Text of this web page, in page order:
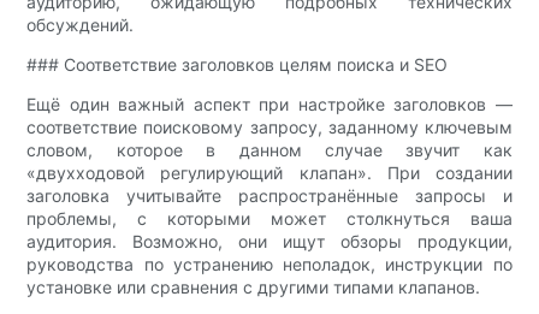
обсуждений.
### Соответствие заголовков целям поиска и SEO
Ещё один важный аспект при настройке заголовков —
соответствие поисковому запросу, заданному ключевым
словом, которое в данном случае звучит как
«двухходовой регулирующий клапан». При создании
заголовка учитывайте распространённые запросы и
проблемы, с которыми может столкнуться ваша
аудитория. Возможно, они ищут обзоры продукции,
руководства по устранению неполадок, инструкции по
установке или сравнения с другими типами клапанов.